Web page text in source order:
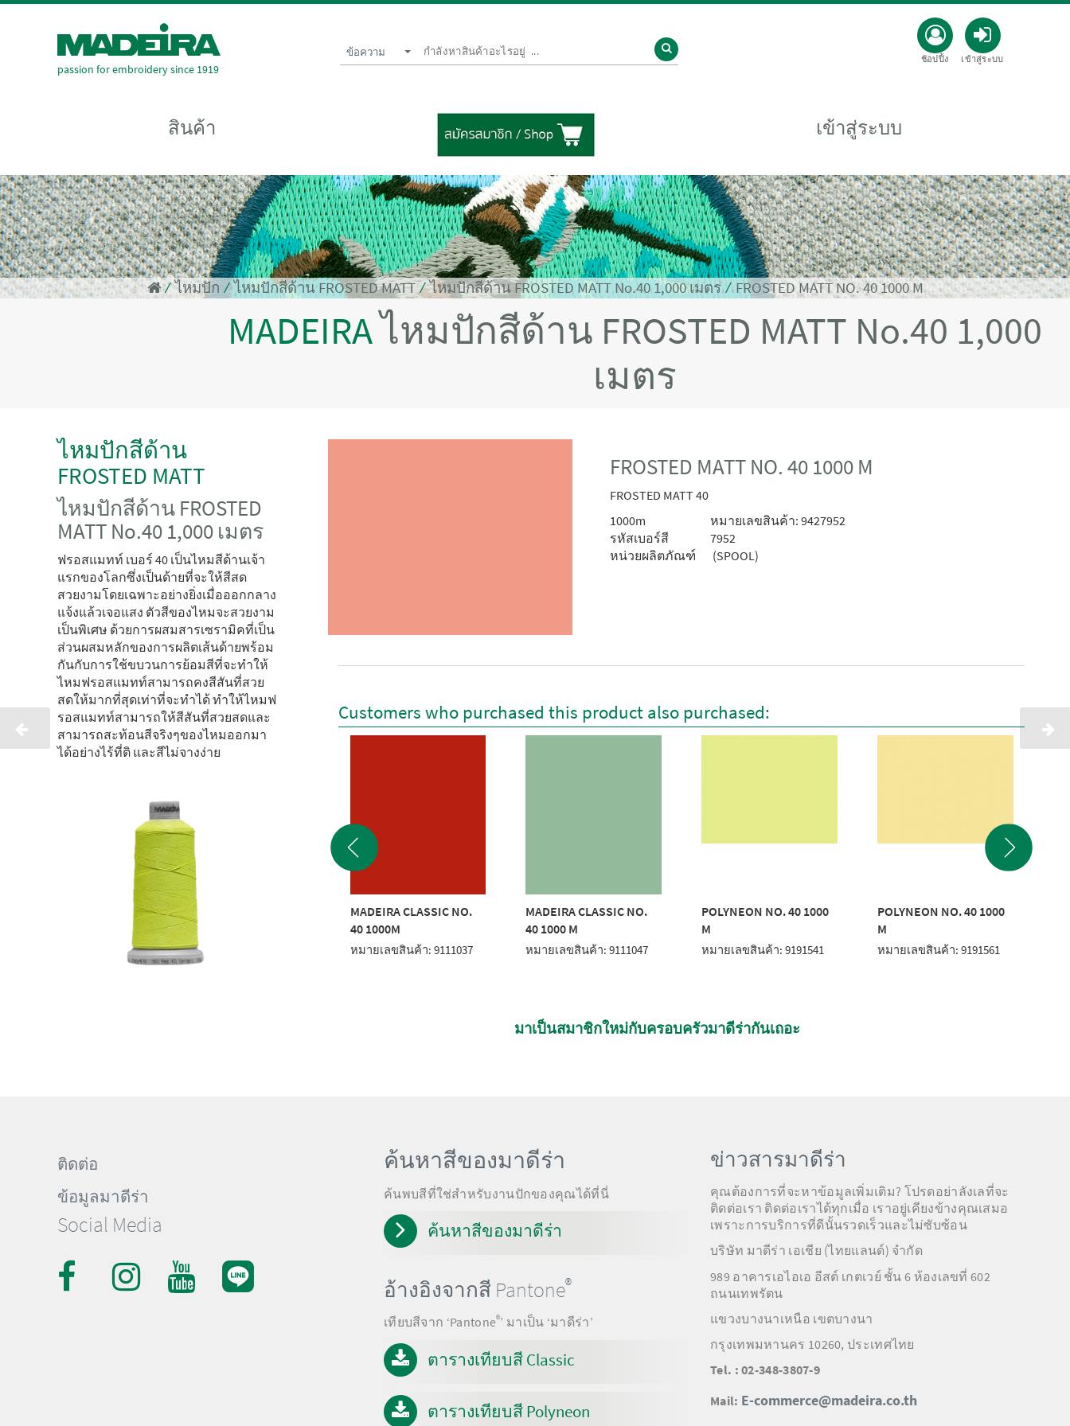
passion for embroidery since 1919
ข้อความ เข้าสู่ระบบ
ช้อปปิ้ง
สินค้า เข้าสู่ระบบ
⁄ไหมปัก ⁄ไหมปักสีด้าน FROSTED MATT⁄ไหมปักสีด้าน FROSTED MATT No.40 1,000 เมตร⁄FROSTED MATT NO. 40 1000 M
MADEIRAไหมปักสีด้าน FROSTED MATT No.40 1,000
เมตร
ไหมปักสีด้าน
FROSTED MATT
ไหมปักสีด้าน FROSTED
MATT No.40 1,000 เมตร
ฟรอสแมทท์ เบอร์ 40 เป็นไหมสีด้านเจ้า
แรกของโลกซึ่งเป็นด้ายที่จะให้สีสด
สวยงามโดยเฉพาะอย่างยิ่งเมื่อออกกลาง
แจ้งแล้วเจอแสง ตัวสีของไหมจะสวยงาม
เป็นพิเศษ ด้วยการผสมสารเซรามิคที่เป็น
ส่วนผสมหลักของการผลิตเส้นด้ายพร้อม
กันกับการใช้ขบวนการย้อมสีที่จะทำให้
ไหมฟรอสแมทท์สามารถคงสีสันที่สวย
สดให้มากที่สุดเท่าที่จะทำได้ ทำให้ไหมฟ
รอสแมทท์สามารถให้สีสันที่สวยสดและ
สามารถสะท้อนสีจริงๆของไหมออกมา
ได้อย่างไร้ที่ติ และสีไม่จางง่าย
FROSTED MATT NO. 40 1000 M
FROSTED MATT 40
1000m
หมายเลขสินค้า: 9427952
รหัสเบอร์สี
7952
หน่วยผลิตภัณฑ์
(SPOOL)
Customers who purchased this product also purchased:
MADEIRA CLASSIC NO.
40 2500 M
หมายเลขสินค้า: 9221017
MADEIRA CLASSIC NO.
40 1000M
หมายเลขสินค้า: 9111037
MADEIRA CLASSIC NO.
40 1000 M
หมายเลขสินค้า: 9111047
POLYNEON NO. 40 1000
M
หมายเลขสินค้า: 9191541
POLYNEON NO. 40 1000
M
หมายเลขสินค้า: 9191561
มาเป็นสมาชิกใหม่กับครอบครัวมาดีร่ากันเถอะ
ติดต่อ
ข้อมูลมาดีร่า
Social Media
ค้นหาสีของมาดีร่า
ค้นพบสีที่ใช่สำหรับงานปักของคุณได้ที่นี่
ค้นหาสีของมาดีร่า
อ้างอิงจากสี Pantone®
เทียบสีจาก ‘Pantone®’ มาเป็น ‘มาดีร่า’
ตารางเทียบสี Classic
ตารางเทียบสี Polyneon
ข่าวสารมาดีร่า
คุณต้องการที่จะหาข้อมูลเพิ่มเติม? โปรดอย่าลังเลที่จะ
ติดต่อเรา ติดต่อเราได้ทุกเมื่อ เราอยู่เคียงข้างคุณเสมอ
เพราะการบริการที่ดีนั้นรวดเร็วและไม่ซับซ้อน
บริษัท มาดีร่า เอเชีย (ไทยแลนด์) จำกัด
989 อาคารเอไอเอ อีสต์ เกตเวย์ ชั้น 6 ห้องเลขที่ 602
ถนนเทพรัตน
แขวงบางนาเหนือ เขตบางนา
กรุงเทพมหานคร 10260, ประเทศไทย
Tel. : 02-348-3807-9
Mail: E-commerce@madeira.co.th